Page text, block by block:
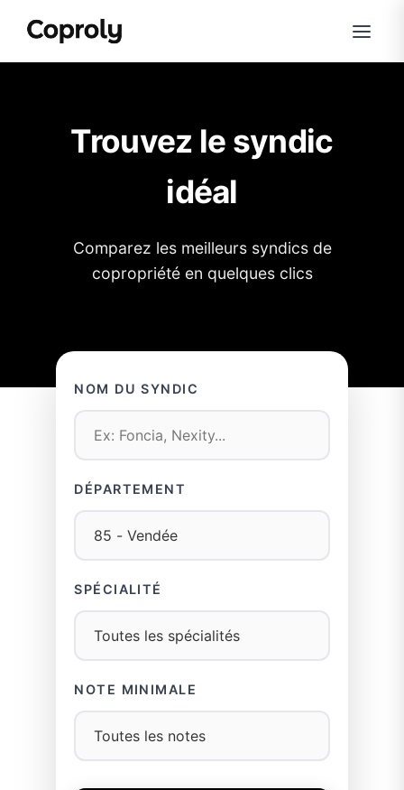
Trouvez le syndic
idéal
Comparez les meilleurs syndics de
copropriété en quelques clics
NOM DU SYNDIC
DÉPARTEMENT
SPÉCIALITÉ
NOTE MINIMALE